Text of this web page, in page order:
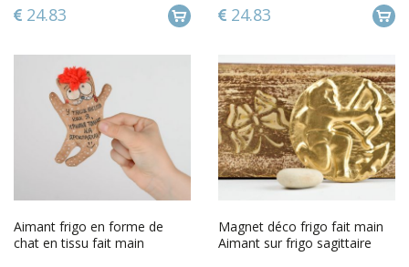
24.83 24.83
Aimant frigo en forme de
chat en tissu fait main
Magnet déco frigo fait main
Aimant sur frigo sagittaire